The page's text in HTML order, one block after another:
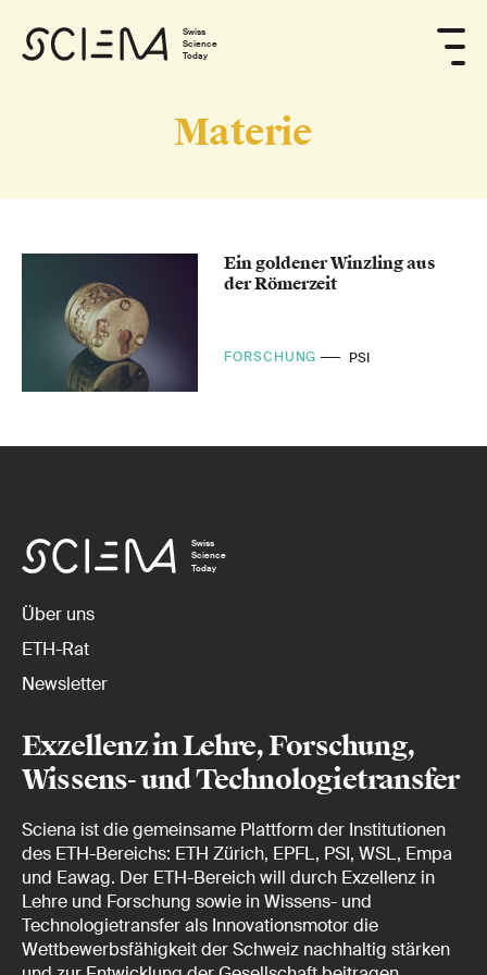
Swiss
Science
Today
Materie
Ein goldener Winzling aus
der Römerzeit
FORSCHUNG PSI
Swiss
Science
Today
Über uns
ETH-Rat
Newsletter
Exzellenz in Lehre, Forschung,
Wissens- und Technologietransfer
Sciena ist die gemeinsame Plattform der Institutionen
des ETH-Bereichs: ETH Zürich, EPFL, PSI, WSL, Empa
und Eawag. Der ETH-Bereich will durch Exzellenz in
Lehre und Forschung sowie in Wissens- und
Technologietransfer als Innovationsmotor die
Wettbewerbsfähigkeit der Schweiz nachhaltig stärken